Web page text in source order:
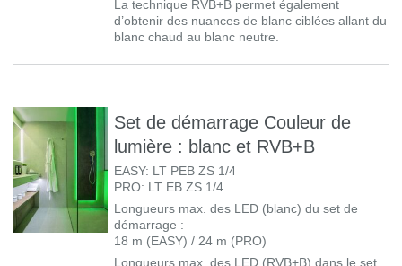
La technique RVB+B permet également
d’obtenir des nuances de blanc ciblées allant du
blanc chaud au blanc neutre.
Set de démarrage Couleur de
lumière : blanc et RVB+B
EASY: LT PEB ZS 1/4
PRO: LT EB ZS 1/4
Longueurs max. des LED (blanc) du set de
démarrage :
18 m (EASY) / 24 m (PRO)
Longueurs max. des LED (RVB+B) dans le set